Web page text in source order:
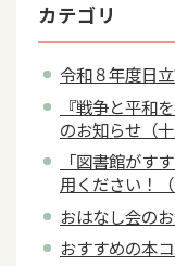
カテゴリ
令和８年度日
『戦争と平和
のお知らせ（十
「図書館がす
用ください！
おはなし会の
おすすめの本